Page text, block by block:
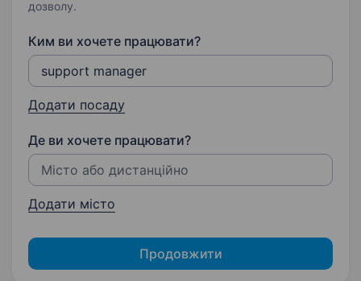
дозволу.
Ким ви хочете працювати?
Додати посаду
Де ви хочете працювати?
Додати місто
Продовжити